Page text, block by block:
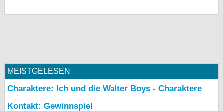
MEISTGELESEN
Charaktere: Ich und die Walter Boys - Charaktere
Kontakt: Gewinnspiel